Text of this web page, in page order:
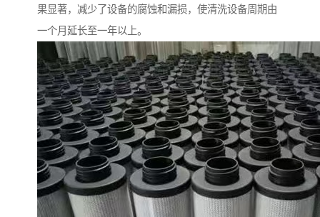
果显著，减少了设备的腐蚀和漏损，使清洗设备周期由
一个月延长至一年以上。